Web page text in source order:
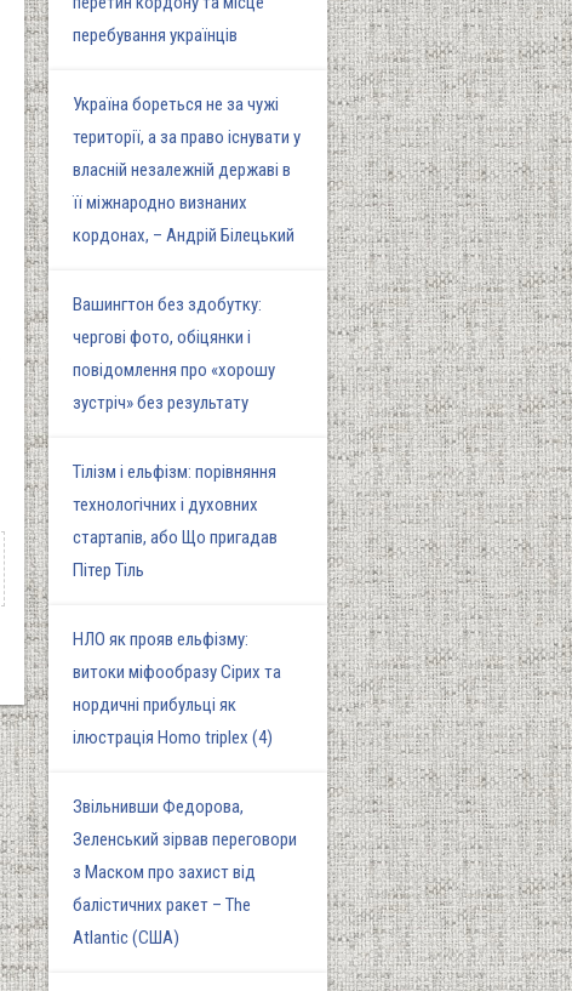
перебування українців
Україна бореться не за чужі
території, а за право існувати у
власній незалежній державі в
її міжнародно визнаних
кордонах, – Андрій Білецький
Вашингтон без здобутку:
чергові фото, обіцянки і
повідомлення про «хорошу
зустріч» без результату
Тілізм і ельфізм: порівняння
технологічних і духовних
стартапів, або Що пригадав
Пітер Тіль
НЛО як прояв ельфізму:
витоки міфообразу Сірих та
нордичні прибульці як
ілюстрація Homo triplex (4)
Звільнивши Федорова,
Зеленський зірвав переговори
з Маском про захист від
балістичних ракет – The
Atlantic (США)